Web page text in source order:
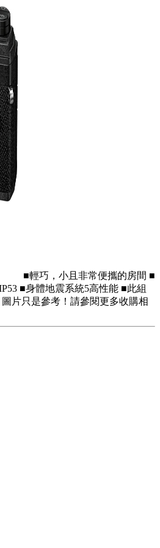
■輕巧，小且非常便攜的房間 ■
■身體地震系統5高性能 ■此組
片只是參考！請參閱更多收購相